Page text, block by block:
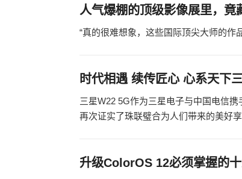
人气爆棚的顶级影像展里，
“真的很难想象，这些国际顶尖大师的作
时代相遇 续传匠心 心系天下
三星W22 5G作为三星电子与中国电信
再次证实了珠联璧合为人们带来的美好
升级ColorOS 12必须掌握的